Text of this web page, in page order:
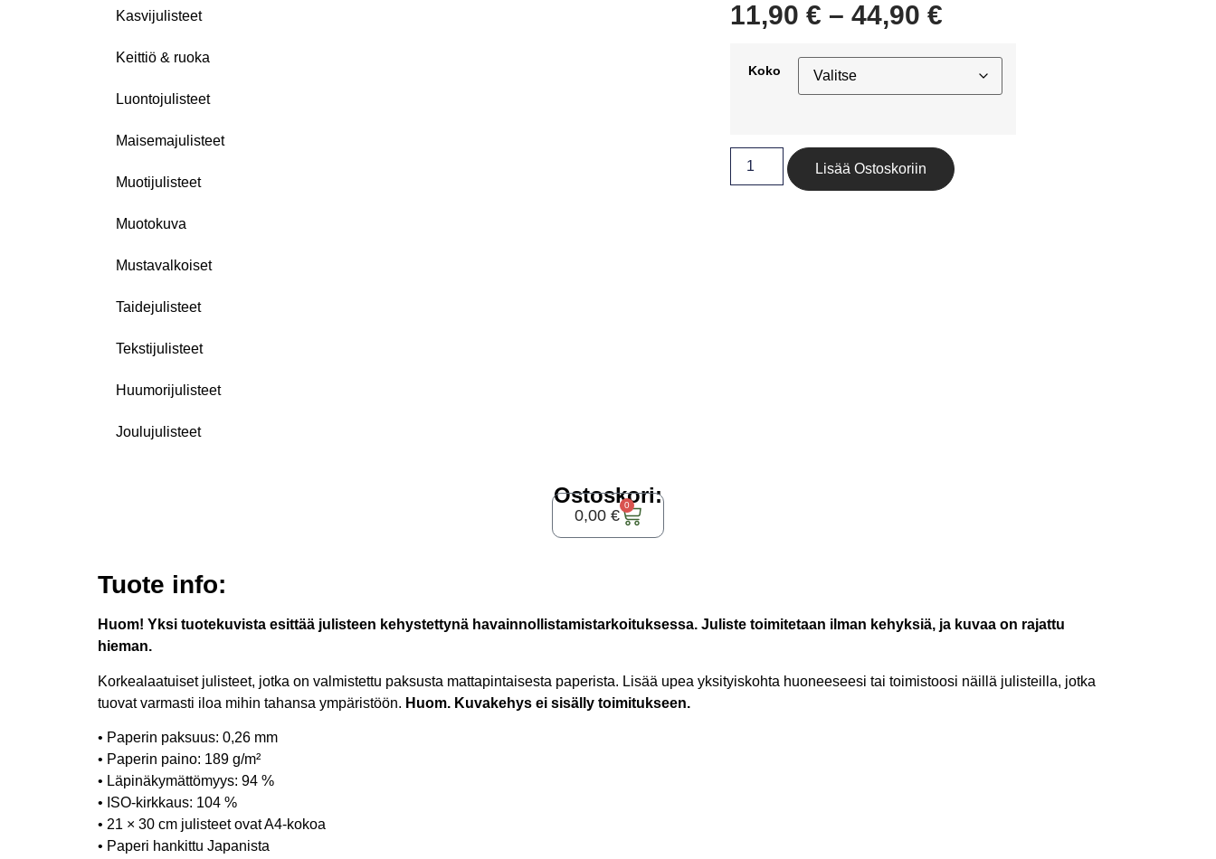
Kasvijulisteet
Keittiö & ruoka
Luontojulisteet
Maisemajulisteet
Muotijulisteet
Muotokuva
Mustavalkoiset
Taidejulisteet
Tekstijulisteet
Huumorijulisteet
Joulujulisteet
11,90€ – 44,90€
Koko
Lisää Ostoskoriin
Ostoskori:
0,00 €
0
Tuote info:
Huom! Yksi tuotekuvista esittää julisteen kehystettynä havainnollistamistarkoituksessa. Juliste toimitetaan ilman kehyksiä, ja kuvaa on rajattu
hieman.
Korkealaatuiset julisteet, jotka on valmistettu paksusta mattapintaisesta paperista. Lisää upea yksityiskohta huoneeseesi tai toimistoosi näillä julisteilla, jotka
tuovat varmasti iloa mihin tahansa ympäristöön. Huom. Kuvakehys ei sisälly toimitukseen.
• Paperin paksuus: 0,26 mm
• Paperin paino: 189 g/m²
• Läpinäkymättömyys: 94 %
• ISO-kirkkaus: 104 %
• 21 × 30 cm julisteet ovat A4-kokoa
• Paperi hankittu Japanista